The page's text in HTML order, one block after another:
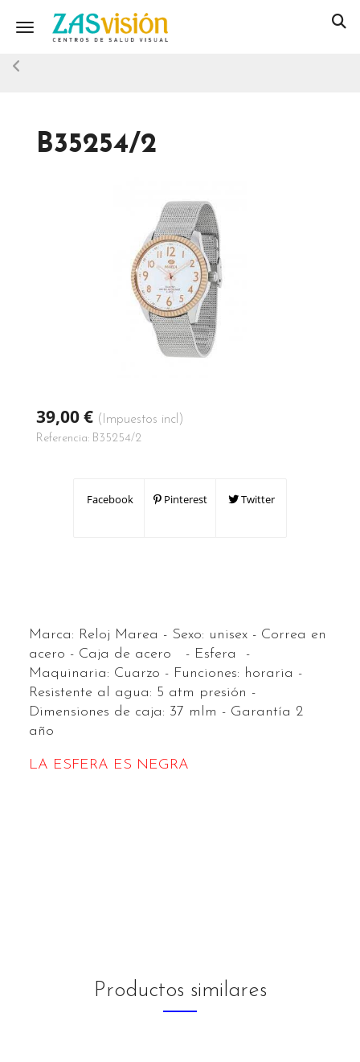
Toggle navigation
B35254/2
39,00 € (Impuestos incl)
Referencia: B35254/2
Facebook Pinterest Twitter
Marca: Reloj Marea - Sexo: unisex - Correa en
acero - Caja de acero - Esfera -
Maquinaria: Cuarzo - Funciones: horaria -
Resistente al agua: 5 atm presión -
Dimensiones de caja: 37 mlm - Garantía 2
año
LA ESFERA ES NEGRA
Productos similares